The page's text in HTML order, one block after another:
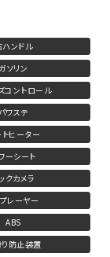
ハンドル
ガソリン
コントロール
ワステ
トヒーター
ーシート
クカメラ
レーヤー
ABS
防止装置